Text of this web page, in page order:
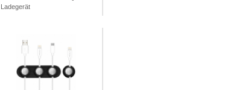
Ladegerät